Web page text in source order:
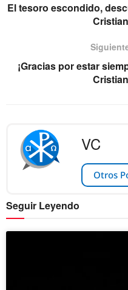
El tesoro escondido,
¡Gracias por estar
VC
Otros
Seguir Leyendo